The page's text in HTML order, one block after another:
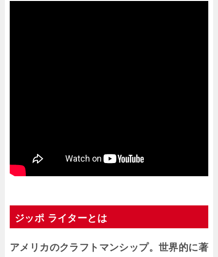
ジッポ ライターとは
アメリカのクラフトマンシップ。世界的に著